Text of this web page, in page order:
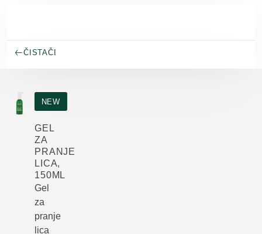
ČISTAČI
NEW
GEL
ZA
PRANJE
LICA,
150ML
Gel
za
pranje
lica